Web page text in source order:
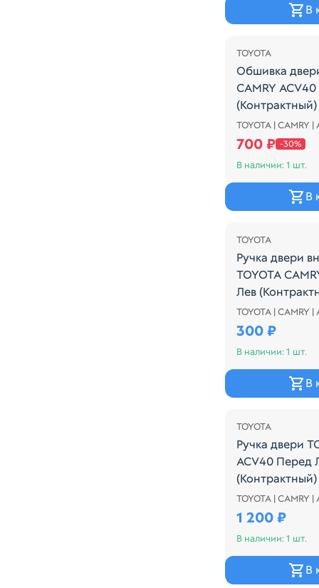
В
Распродажа
TOYOTA
Обшивка
CAMRY
Обшивка
TOYOTA | CAMRY |
700 ₽ -30%
В наличии: 1 шт.
В
TOYOTA
Ручка двери
TOYOTA
Лев
Ручка двери
TOYOTA | CAMRY |
300 ₽
В наличии: 1 шт.
В
TOYOTA
Ручка двери
ACV40 Перед
РУЧКА
TOYOTA | CAMRY |
1 200 ₽
В наличии: 1 шт.
В
Распродажа